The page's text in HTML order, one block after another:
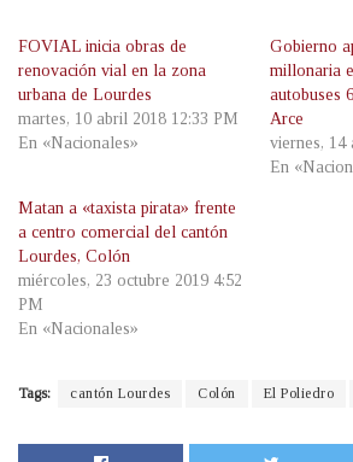
FOVIAL inicia obras de
renovación vial en la zona
urbana de Lourdes
martes, 10 abril 2018 12:33 PM
En «Nacionales»
Gobierno
millonaria
autobuses
Arce
viernes, 14
En
Matan a «taxista pirata» frente
a centro comercial del cantón
Lourdes, Colón
miércoles, 23 octubre 2019 4:52
PM
En «Nacionales»
Tags: cantón Lourdes Colón El Poliedro